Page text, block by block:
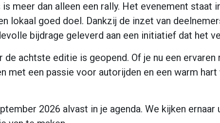
is meer dan alleen een rally. Het evenement
lokaal goed doel. Dankzij de inzet van
bijdrage geleverd aan een initiatief dat het
de achtste editie is geopend. Of je nu een
met een passie voor autorijden en een warm
2026 alvast in je agenda. We kijken